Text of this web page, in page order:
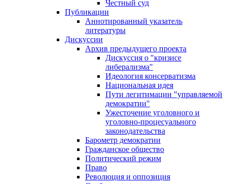
Честный суд
Публикации
Аннотированный указатель
литературы
Дискуссии
Архив предыдущего проекта
Дискуссия о "кризисе
либерализма"
Идеология консерватизма
Национальная идея
Пути легитимации "управляемой
демократии"
Ужесточение уголовного и
уголовно-процесуального
законодательства
Барометр демократии
Гражданское общество
Политический режим
Право
Революция и оппозиция